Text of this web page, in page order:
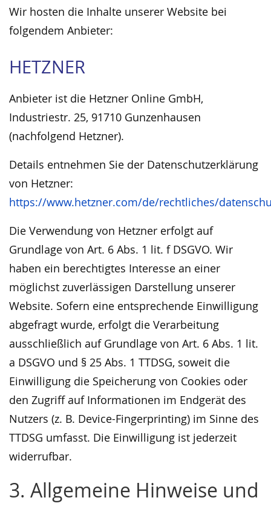
Wir hosten die Inhalte unserer Website bei
folgendem Anbieter:
HETZNER
Anbieter ist die Hetzner Online GmbH,
Industriestr. 25, 91710 Gunzenhausen
(nachfolgend Hetzner).
Details entnehmen Sie der Datenschutzerklärung
von Hetzner:
https://www.hetzner.com/de/rechtliches/
Die Verwendung von Hetzner erfolgt auf
Grundlage von Art. 6 Abs. 1 lit. f DSGVO. Wir
haben ein berechtigtes Interesse an einer
möglichst zuverlässigen Darstellung unserer
Website. Sofern eine entsprechende Einwilligung
abgefragt wurde, erfolgt die Verarbeitung
ausschließlich auf Grundlage von Art. 6 Abs. 1 lit.
a DSGVO und § 25 Abs. 1 TTDSG, soweit die
Einwilligung die Speicherung von Cookies oder
den Zugriff auf Informationen im Endgerät des
Nutzers (z. B. Device-Fingerprinting) im Sinne des
TTDSG umfasst. Die Einwilligung ist jederzeit
widerrufbar.
3. Allgemeine Hinweise und